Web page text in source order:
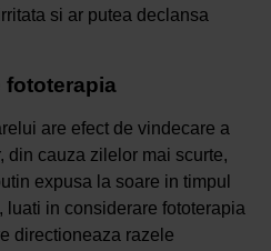
si ar putea declansa
fototerapia
are efect de vindecare a
din cauza zilelor mai scurte,
expusa la soare in timpul
luati in considerare fototerapia
directioneaza razele